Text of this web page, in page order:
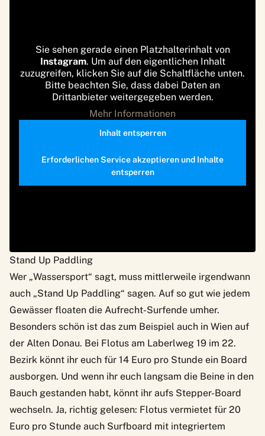
Sie sehen gerade einen Platzhalterinhalt von
Instagram. Um auf den eigentlichen Inhalt
zuzugreifen, klicken Sie auf die Schaltfläche unten.
Bitte beachten Sie, dass dabei Daten an
Drittanbieter weitergegeben werden.
Mehr Informationen
Inhalt entsperren
Erforderlichen Service akzeptieren und Inhalte
entsperren
Stand Up Paddling
Wer „Wassersport“ sagt, muss mittlerweile irgendwann
auch „Stand Up Paddling“ sagen. Auf so gut wie jedem
Gewässer floaten die Aufrecht-Surfende umher.
Besonders schön ist das zum Beispiel auch in Wien auf
der Alten Donau. Bei Flotus am Laberlweg 19 im 22.
Bezirk könnt ihr euch für 14 Euro pro Stunde ein Board
ausborgen. Und wenn ihr euch langsam die Beine in den
Bauch gestanden habt, könnt ihr aufs Stepper-Board
wechseln. Ja, richtig gelesen: Flotus vermietet für 20
Euro pro Stunde auch Surfboard mit integriertem